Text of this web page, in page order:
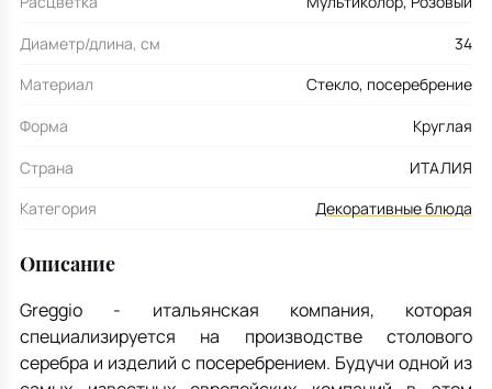
Диаметр/длина, см
34
Материал
Стекло, посеребрение
Форма
Круглая
Страна
ИТАЛИЯ
Категория
Декоративные блюда
Описание
Greggio - итальянская компания, которая
специализируется на производстве столового
серебра и изделий с посеребрением. Будучи одной из